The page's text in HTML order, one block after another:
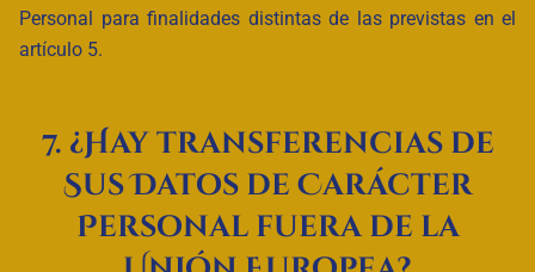
Personal para finalidades distintas de las previstas en el
artículo 5.
7. ¿Hay transferencias de
Sus Datos de Carácter
Personal fuera de la